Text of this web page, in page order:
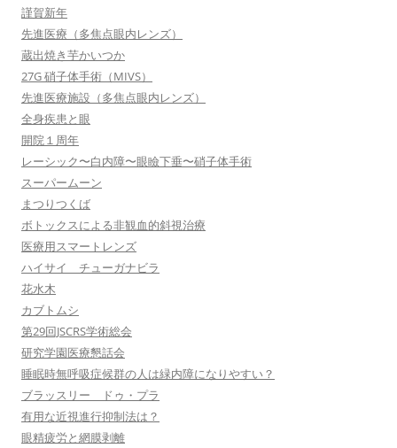
謹賀新年
先進医療（多焦点眼内レンズ）
蔵出焼き芋かいつか
27G 硝子体手術（MIVS）
先進医療施設（多焦点眼内レンズ）
全身疾患と眼
開院１周年
レーシック〜白内障〜眼瞼下垂〜硝子体手術
スーパームーン
まつりつくば
ボトックスによる非観血的斜視治療
医療用スマートレンズ
ハイサイ チューガナビラ
花水木
カブトムシ
第29回JSCRS学術総会
研究学園医療懇話会
睡眠時無呼吸症候群の人は緑内障になりやすい？
ブラッスリー ドゥ・プラ
有用な近視進行抑制法は？
眼精疲労と網膜剥離